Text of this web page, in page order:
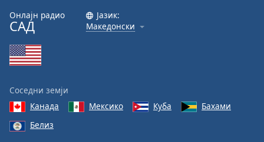
Онлајн радио
САД
Јазик:
Македонски
Соседни земји
Канада
Мексико Куба
Бахами
Белиз